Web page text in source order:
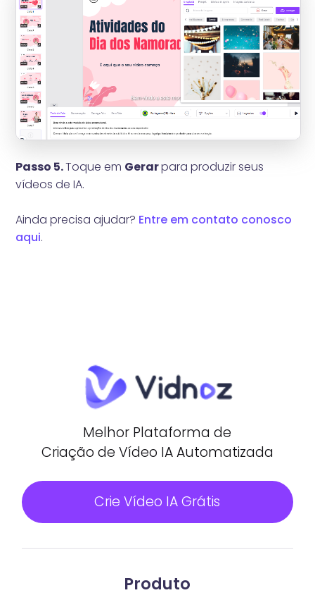
Passo 5.Toque em Gerarpara produzir seus
vídeos de IA.
Ainda precisa ajudar? Entre em contato conosco
aqui.
Melhor Plataforma de
Criação de Vídeo IA Automatizada
Crie Vídeo IA Grátis
Produto